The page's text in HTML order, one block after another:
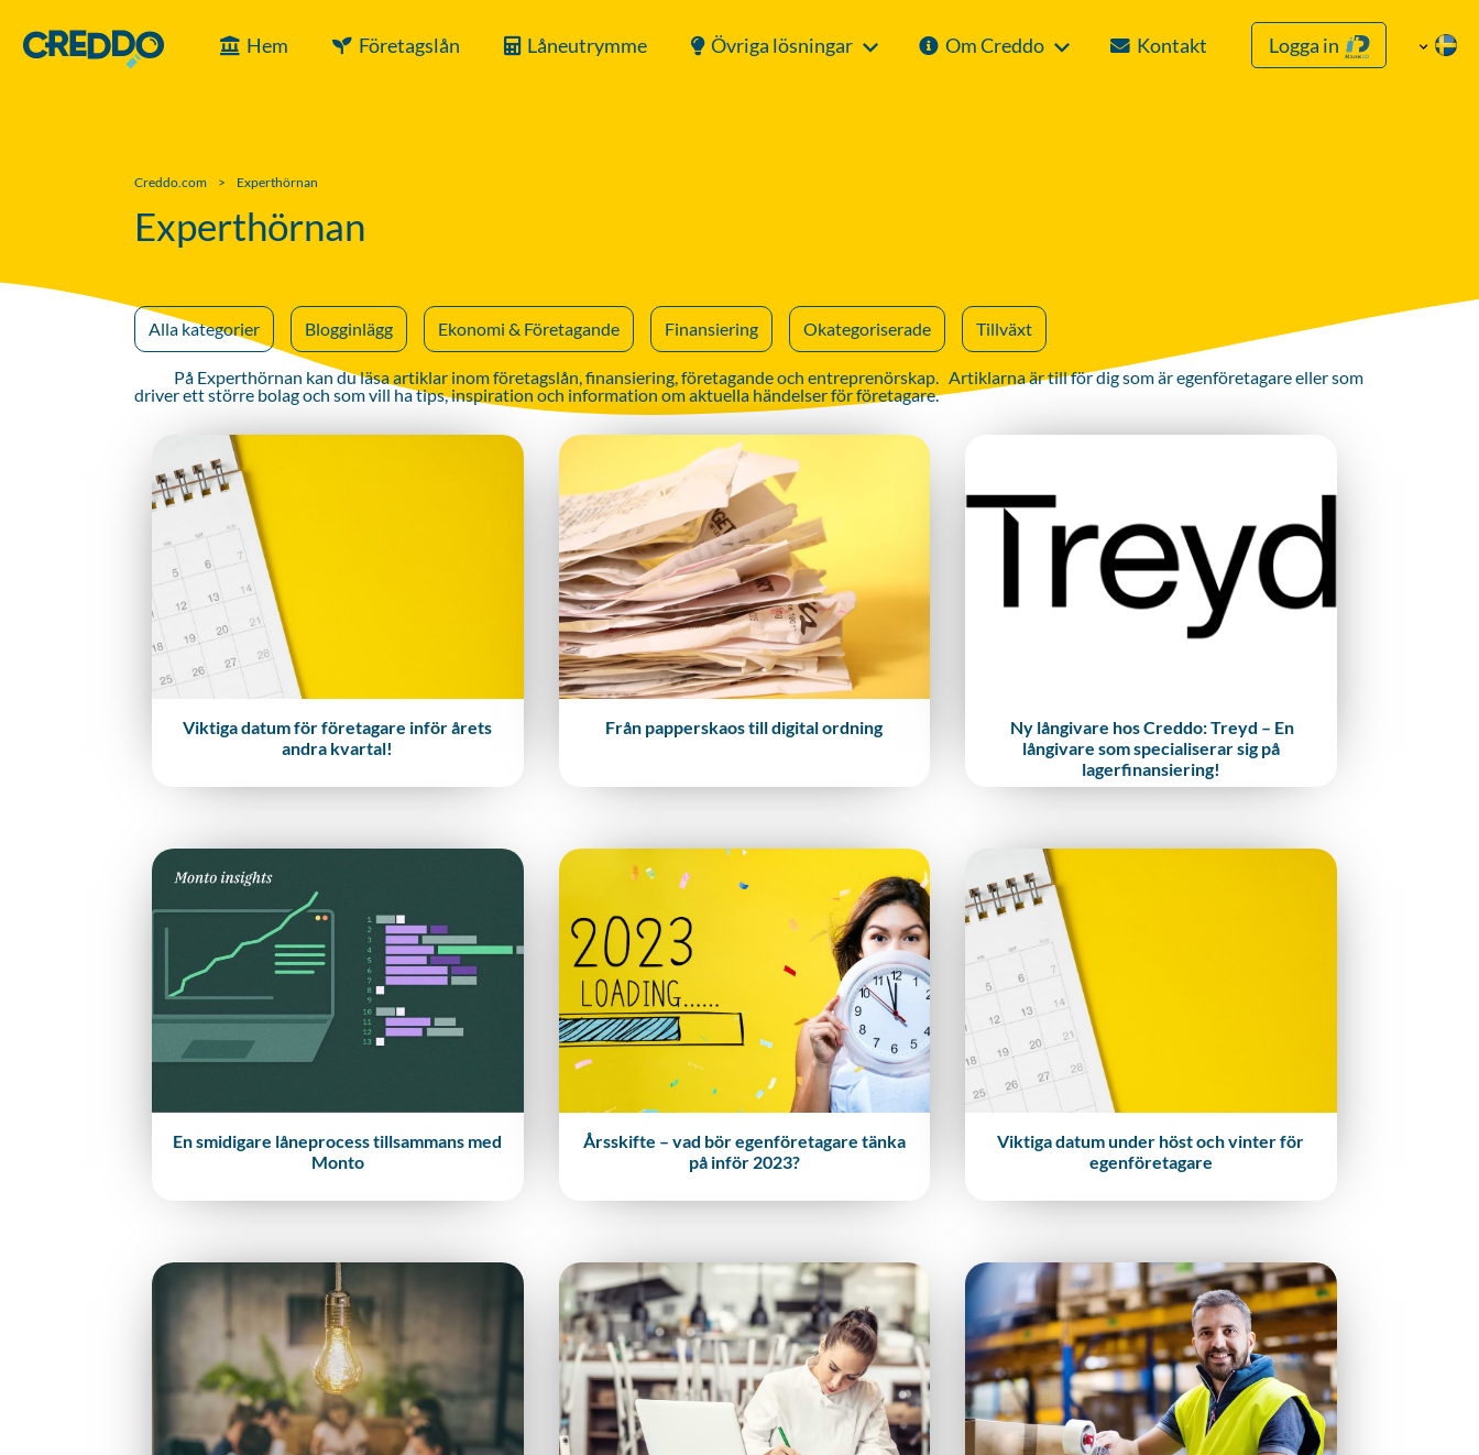
Hem Företagslån Låneutrymme Övriga lösningar Om Creddo Kontakt Logga in
Creddo.com > Experthörnan
Experthörnan
Alla kategorier Blogginlägg Ekonomi & Företagande Finansiering Okategoriserade Tillväxt
På Experthörnan kan du läsa artiklar inom företagslån, finansiering, företagande och entreprenörskap. Artiklarna är till för dig som är egenföretagare eller som
driver ett större bolag och som vill ha tips, inspiration och information om aktuella händelser för företagare.
Viktiga datum för företagare inför årets
andra kvartal!
Från papperskaos till digital ordning
Ny långivare hos Creddo: Treyd – En
långivare som specialiserar sig på
lagerfinansiering!
En smidigare låneprocess tillsammans med
Monto
Årsskifte – vad bör egenföretagare tänka
på inför 2023?
Viktiga datum under höst och vinter för
egenföretagare